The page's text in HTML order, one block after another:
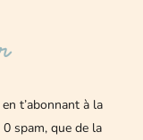
t’abonnant à la
spam, que de la